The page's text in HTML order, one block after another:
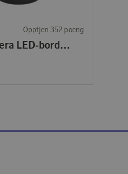
Opptjen 352 poeng
Mini Mannera LED-bordslampe Svart